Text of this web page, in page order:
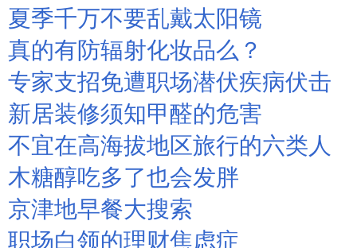
夏季千万不要乱戴太阳镜
真的有防辐射化妆品么？
专家支招免遭职场潜伏疾病伏击
新居装修须知甲醛的危害
不宜在高海拔地区旅行的六类人
木糖醇吃多了也会发胖
京津地早餐大搜索
职场白领的理财焦虑症